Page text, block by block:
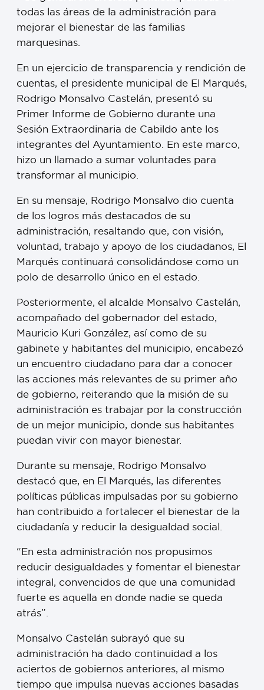
todas las áreas de la administración para
mejorar el bienestar de las familias
marquesinas.
En un ejercicio de transparencia y rendición de
cuentas, el presidente municipal de El Marqués,
Rodrigo Monsalvo Castelán, presentó su
Primer Informe de Gobierno durante una
Sesión Extraordinaria de Cabildo ante los
integrantes del Ayuntamiento. En este marco,
hizo un llamado a sumar voluntades para
transformar al municipio.
En su mensaje, Rodrigo Monsalvo dio cuenta
de los logros más destacados de su
administración, resaltando que, con visión,
voluntad, trabajo y apoyo de los ciudadanos, El
Marqués continuará consolidándose como un
polo de desarrollo único en el estado.
Posteriormente, el alcalde Monsalvo Castelán,
acompañado del gobernador del estado,
Mauricio Kuri González, así como de su
gabinete y habitantes del municipio, encabezó
un encuentro ciudadano para dar a conocer
las acciones más relevantes de su primer año
de gobierno, reiterando que la misión de su
administración es trabajar por la construcción
de un mejor municipio, donde sus habitantes
puedan vivir con mayor bienestar.
Durante su mensaje, Rodrigo Monsalvo
destacó que, en El Marqués, las diferentes
políticas públicas impulsadas por su gobierno
han contribuido a fortalecer el bienestar de la
ciudadanía y reducir la desigualdad social.
“En esta administración nos propusimos
reducir desigualdades y fomentar el bienestar
integral, convencidos de que una comunidad
fuerte es aquella en donde nadie se queda
atrás”.
Monsalvo Castelán subrayó que su
administración ha dado continuidad a los
aciertos de gobiernos anteriores, al mismo
tiempo que impulsa nuevas acciones basadas